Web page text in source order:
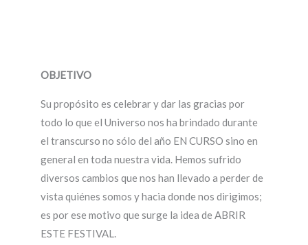
OBJETIVO
Su propósito es celebrar y dar las gracias por
todo lo que el Universo nos ha brindado durante
el transcurso no sólo del año EN CURSO sino en
general en toda nuestra vida. Hemos sufrido
diversos cambios que nos han llevado a perder de
vista quiénes somos y hacia donde nos dirigimos;
es por ese motivo que surge la idea de ABRIR
ESTE FESTIVAL.